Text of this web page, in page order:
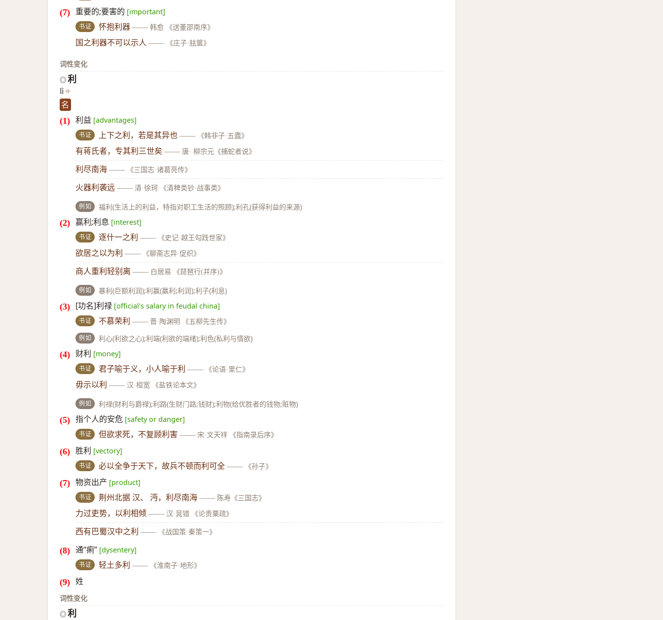
重要的;要害的 [important]
书证 怀抱利器 —— 韩愈 《送董邵南序》
国之利器不可以示人 —— 《庄子·胠箧》
词性变化
◎ 利
lì
名
利益 [advantages]
书证 上下之利，若是其异也 —— 《韩非子·五蠹》
有蒋氏者，专其利三世矣 —— 唐· 柳宗元《捕蛇者说》
利尽南海 —— 《三国志·诸葛亮传》
火器利袭远 —— 清·徐珂 《清稗类钞·战事类》
例如 福利(生活上的利益，特指对职工生活的照顾);利孔(获得利益的来源)
赢利;利息 [interest]
书证 逐什一之利 —— 《史记·越王勾践世家》
欲居之以为利 —— 《聊斋志异·促织》
商人重利轻别离 —— 白居易 《琵琶行(并序)》
例如 暴利(巨额利润);利赢(赢利;利润);利子(利息)
[功名]利禄 [official's salary in feudal china]
书证 不慕荣利 —— 晋·陶渊明 《五柳先生传》
例如 利心(利欲之心);利端(利欲的端绪);利色(私利与情欲)
财利 [money]
书证 君子喻于义，小人喻于利 —— 《论语·里仁》
毋示以利 —— 汉·桓宽 《盐铁论本文》
例如 利禄(财利与爵禄);利路(生财门路;钱财);利物(给优胜者的钱物;赃物)
指个人的安危 [safety or danger]
书证 但欲求死，不复顾利害 —— 宋·文天祥 《指南录后序》
胜利 [vectory]
书证 必以全争于天下，故兵不顿而利可全 —— 《孙子》
物资出产 [product]
书证 荆州北据 汉、 沔，利尽南海 —— 陈寿《三国志》
力过吏势，以利相倾 —— 汉·晁错 《论贵粟疏》
西有巴蜀汉中之利 —— 《战国策·秦策一》
通“痢” [dysentery]
书证 轻土多利 —— 《淮南子·地形》
姓
词性变化
◎ 利